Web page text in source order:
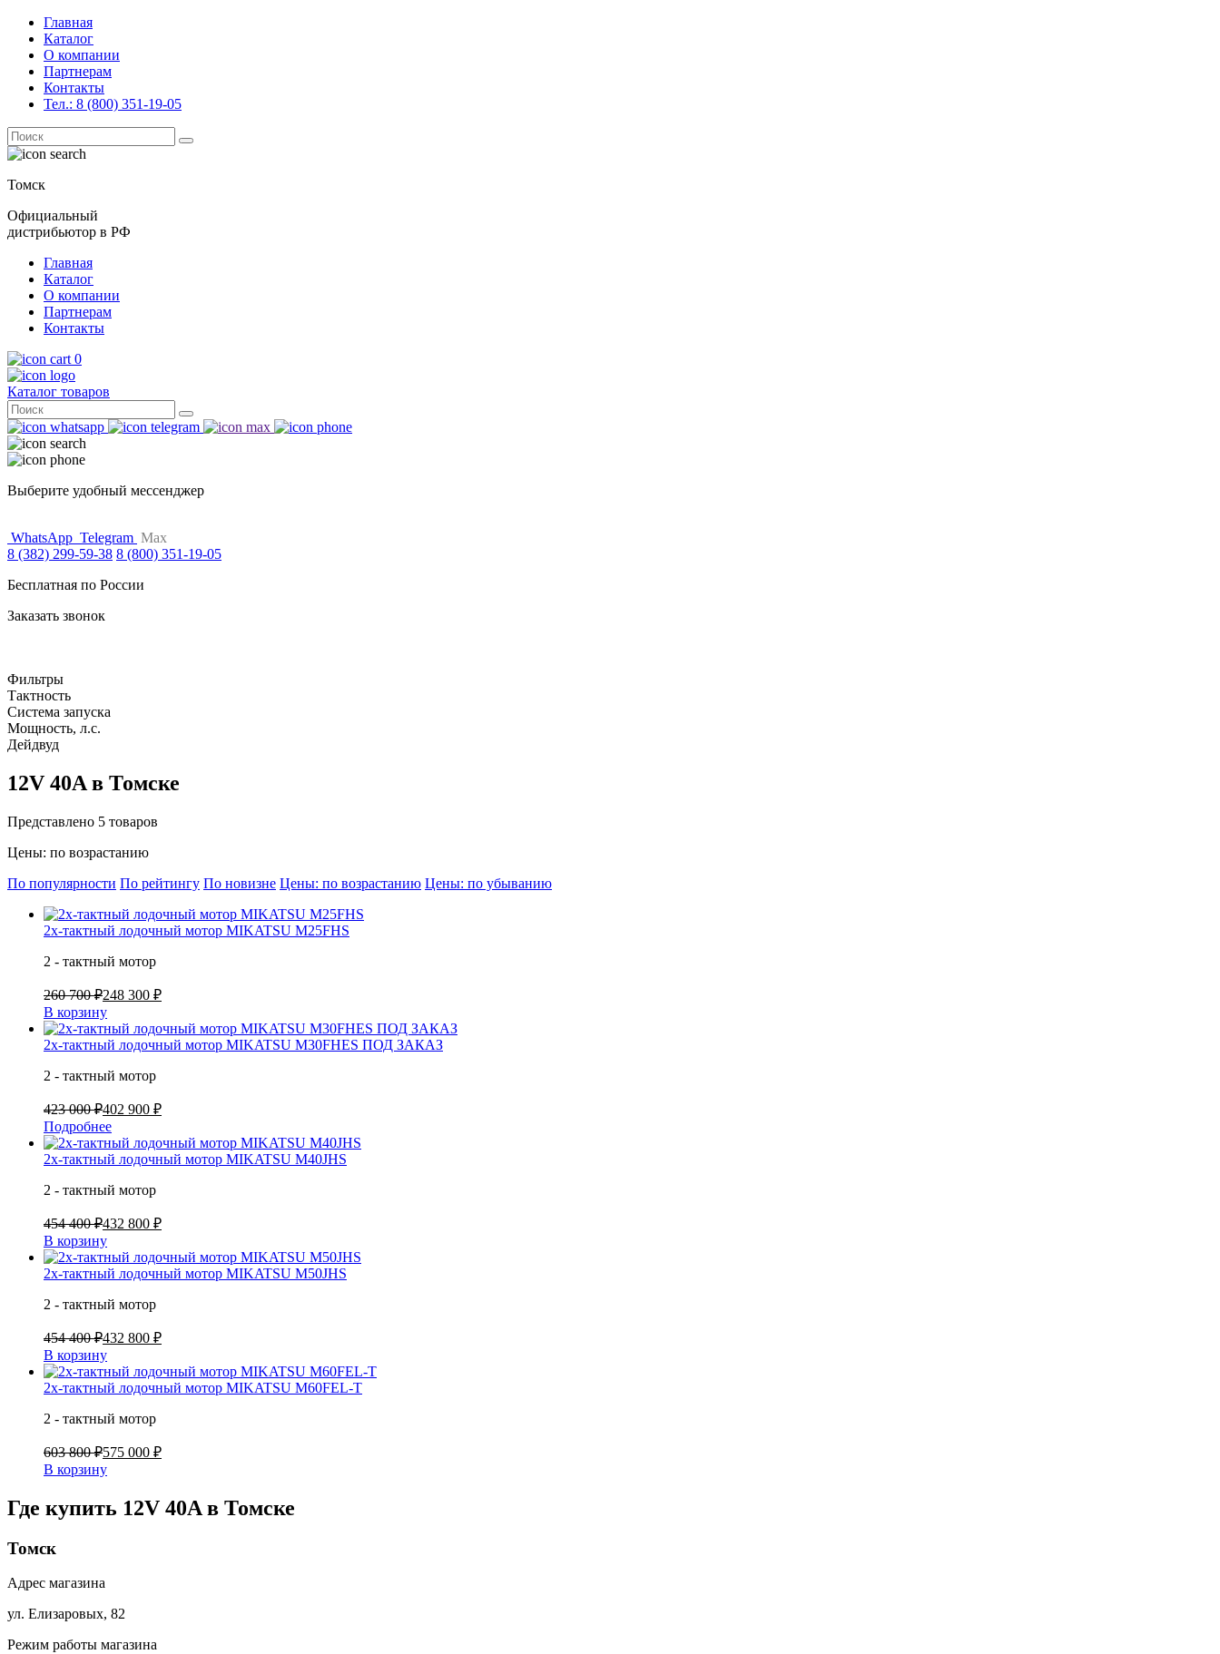
Главная
Каталог
О компании
Партнерам
Контакты
Тел.: 8 (800) 351-19-05
Поиск
for:
Томск
Официальный
дистрибьютор в РФ
Главная
Каталог
О компании
Партнерам
Контакты
0
Каталог товаров
Поиск
for:
Выберите удобный мессенджер
WhatsApp Telegram Max
8 (382) 299-59-38 8 (800) 351-19-05
Бесплатная по России
Заказать звонок
Фильтры
Тактность
Система запуска
Мощность, л.с.
Дейдвуд
12V 40A в Томске
Представлено 5 товаров
Цены: по возрастанию
По популярности По рейтингу По новизне Цены: по возрастанию Цены: по убыванию
2х-тактный лодочный мотор MIKATSU M25FHS
2 - тактный мотор
260 700 ₽248 300 ₽
В корзину
2х-тактный лодочный мотор MIKATSU M30FHES ПОД ЗАКАЗ
2 - тактный мотор
423 000 ₽402 900 ₽
Подробнее
2х-тактный лодочный мотор MIKATSU M40JHS
2 - тактный мотор
454 400 ₽432 800 ₽
В корзину
2х-тактный лодочный мотор MIKATSU M50JHS
2 - тактный мотор
454 400 ₽432 800 ₽
В корзину
2х-тактный лодочный мотор MIKATSU M60FEL-T
2 - тактный мотор
603 800 ₽575 000 ₽
В корзину
Где купить 12V 40A в Томске
Томск
Адрес магазина
ул. Елизаровых, 82
Режим работы магазина